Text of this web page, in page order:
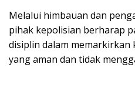
Melalui himbauan dan
pihak kepolisian berharap
disiplin dalam memarkirkan
yang aman dan tidak